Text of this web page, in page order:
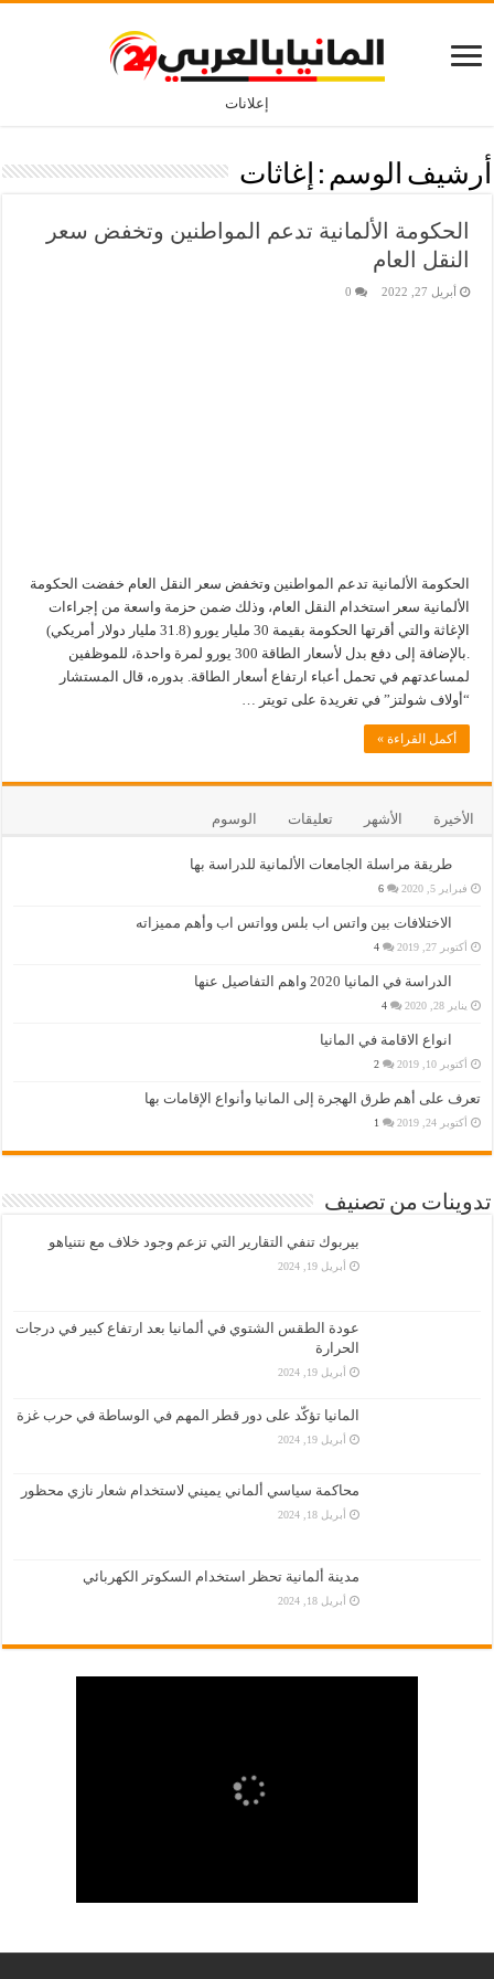
إعلانات
أرشيف الوسم : إغاثات
الحكومة الألمانية تدعم المواطنين وتخفض سعر
النقل العام
أبريل 27, 2022 0
الحكومة الألمانية تدعم المواطنين وتخفض سعر النقل العام خفضت الحكومة
الألمانية سعر استخدام النقل العام، وذلك ضمن حزمة واسعة من إجراءات
الإغاثة والتي أقرتها الحكومة بقيمة 30 مليار يورو (31.8 مليار دولار أمريكي)
.بالإضافة إلى دفع بدل لأسعار الطاقة 300 يورو لمرة واحدة، للموظفين
لمساعدتهم في تحمل أعباء ارتفاع أسعار الطاقة. بدوره، قال المستشار
“أولاف شولتز” في تغريدة على تويتر …
أكمل القراءة »
الأخيرة الأشهر تعليقات الوسوم
طريقة مراسلة الجامعات الألمانية للدراسة بها
فبراير 5, 2020 6
الاختلافات بين واتس اب بلس وواتس اب وأهم مميزاته
أكتوبر 27, 2019 4
الدراسة في المانيا 2020 واهم التفاصيل عنها
يناير 28, 2020 4
انواع الاقامة في المانيا
أكتوبر 10, 2019 2
تعرف على أهم طرق الهجرة إلى المانيا وأنواع الإقامات بها
أكتوبر 24, 2019 1
تدوينات من تصنيف
بيربوك تنفي التقارير التي تزعم وجود خلاف مع نتنياهو
أبريل 19, 2024
عودة الطقس الشتوي في ألمانيا بعد ارتفاع كبير في درجات
الحرارة
أبريل 19, 2024
المانيا تؤكّد على دور قطر المهم في الوساطة في حرب غزة
أبريل 19, 2024
محاكمة سياسي ألماني يميني لاستخدام شعار نازي محظور
أبريل 18, 2024
مدينة ألمانية تحظر استخدام السكوتر الكهربائي
أبريل 18, 2024